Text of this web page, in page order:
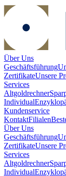
Über Uns
Geschäftsführung
ZertifikateUnsere
Services
Altgoldrechner
Individual
Kundenservice
KontaktFilialen
Über Uns
Geschäftsführung
ZertifikateUnsere
Services
Altgoldrechner
Individual